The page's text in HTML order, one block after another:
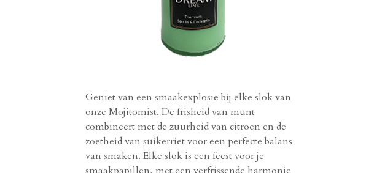
Geniet van een smaakexplosie bij elke slok van
onze Mojitomist. De frisheid van munt
combineert met de zuurheid van citroen en de
zoetheid van suikerriet voor een perfecte balans
van smaken. Elke slok is een feest voor je